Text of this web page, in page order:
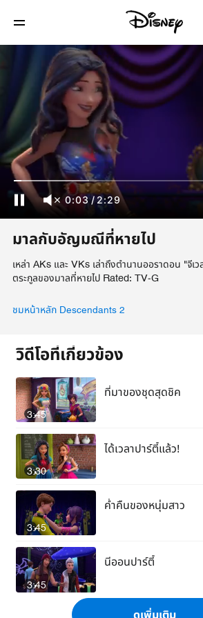
0:04/ 2:29
มาลกับอัญมณีที่หายไป
เหล่า AKs และ VKs เล่าถึงตำนานออราดอน "จี
ตระกูลของมาลที่หายไป Rated: TV-G
ชมหน้าหลัก Descendants 2
วิดีโอที่เกี่ยวข้อง
3:45
ที่มาของชุดสุดชิค
3:30
ได้เวลาปาร์ตี้แล้ว!
3:45
ค่ำคืนของหนุ่มสาว
3:45
นีออนปาร์ตี้